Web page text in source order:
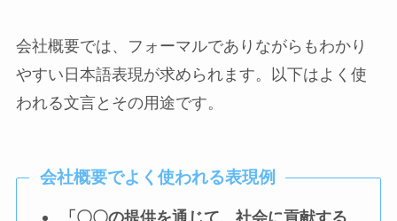
会社概要では、フォーマルでありながらもわかり
やすい日本語表現が求められます。以下はよく使
われる文言とその用途です。
会社概要でよく使われる表現例